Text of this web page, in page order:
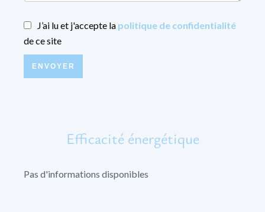
J’ai lu et j'accepte la politique de confidentialité
de ce site
ENVOYER
Efficacité énergétique
Pas d'informations disponibles